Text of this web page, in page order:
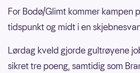
For Bodø/Glimt kommer kampen
tidspunkt og midt i en
Lørdag kveld gjorde gultrøyene
sikret tre poeng, samtidig som